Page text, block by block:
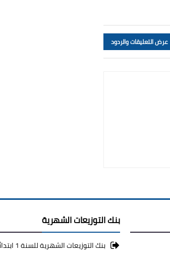
عرض التعليقات والردود
بنك التوزيعات الشهرية
بنك التوزيعات الشهرية للسنة 1 ابتدائي